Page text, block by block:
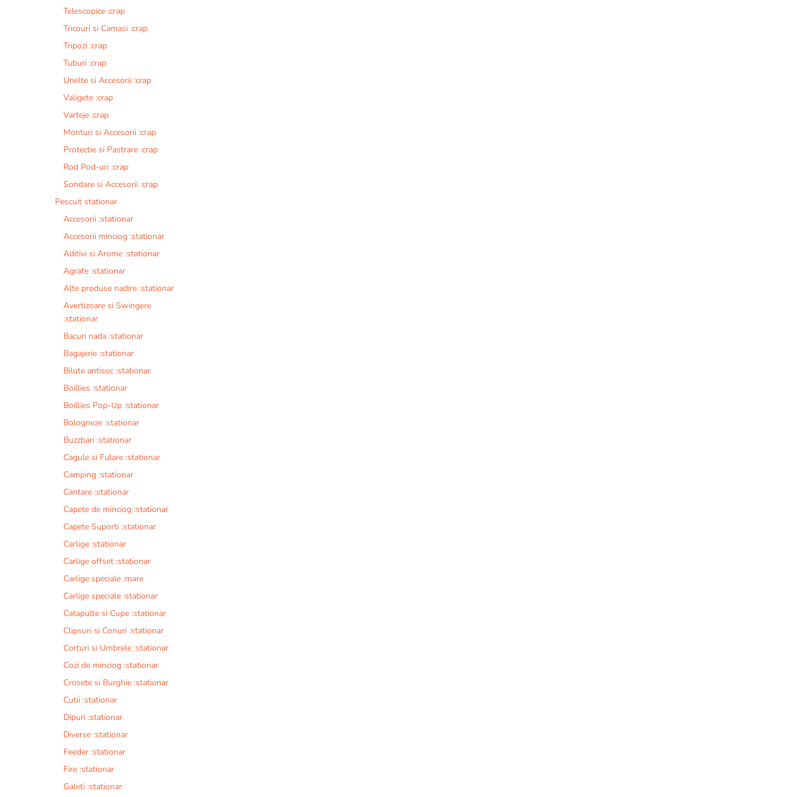
Telescopice :crap
Tricouri si Camasi :crap
Tripozi :crap
Tuburi :crap
Unelte si Accesorii :crap
Valigete :crap
Varteje :crap
Monturi si Accesorii :crap
Protectie si Pastrare :crap
Rod Pod-uri :crap
Sondare si Accesorii :crap
Pescuit stationar
Accesorii :stationar
Accesorii minciog :stationar
Aditivi si Arome :stationar
Agrafe :stationar
Alte produse nadire :stationar
Avertizoare si Swingere
:stationar
Bacuri nada :stationar
Bagajerie :stationar
Bilute antisoc :stationar
Boillies :stationar
Boillies Pop-Up :stationar
Bologneze :stationar
Buzzbari :stationar
Cagule si Fulare :stationar
Camping :stationar
Cantare :stationar
Capete de minciog :stationar
Capete Suporti :stationar
Carlige :stationar
Carlige offset :stationar
Carlige speciale :mare
Carlige speciale :stationar
Catapulte si Cupe :stationar
Clipsuri si Conuri :stationar
Corturi si Umbrele :stationar
Cozi de minciog :stationar
Crosete si Burghie :stationar
Cutii :stationar
Dipuri :stationar
Diverse :stationar
Feeder :stationar
Fire :stationar
Galeti :stationar